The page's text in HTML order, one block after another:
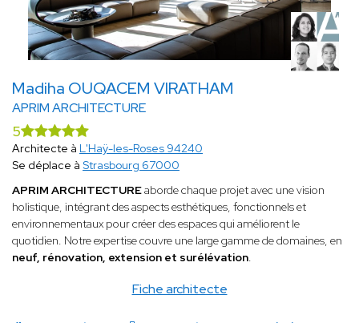
Madiha OUQACEM VIRATHAM
APRIM ARCHITECTURE
Fiche architecte
5
Architecte à L'Haÿ-les-Roses 94240
Se déplace à Strasbourg 67000
APRIM ARCHITECTUREaborde chaque projet avec une vision
holistique, intégrant des aspects esthétiques, fonctionnels et
environnementaux pour créer des espaces qui améliorent le
quotidien. Notre expertise couvre une large gamme de domaines, en
neuf, rénovation, extension et surélévation.